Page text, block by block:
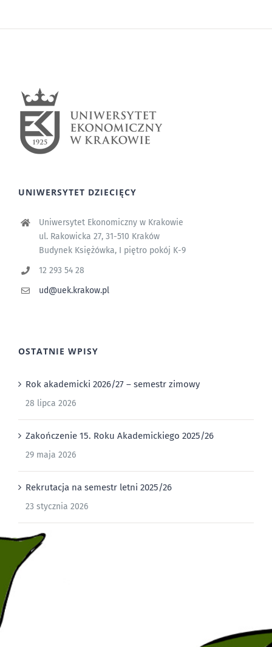
UNIWERSYTET DZIECIĘCY
Uniwersytet Ekonomiczny w Krakowie
ul. Rakowicka 27, 31-510 Kraków
Budynek Księżówka, I piętro pokój K-9
12 293 54 28
ud@uek.krakow.pl
OSTATNIE WPISY
Rok akademicki 2026/27 – semestr zimowy
28 lipca 2026
Zakończenie 15. Roku Akademickiego 2025/26
29 maja 2026
Rekrutacja na semestr letni 2025/26
23 stycznia 2026